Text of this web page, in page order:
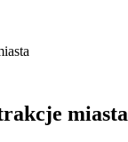
miasta